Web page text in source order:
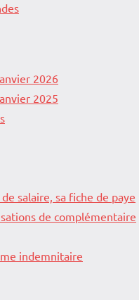
2026
2025
salaire, sa fiche de paye
de complémentaire
indemnitaire